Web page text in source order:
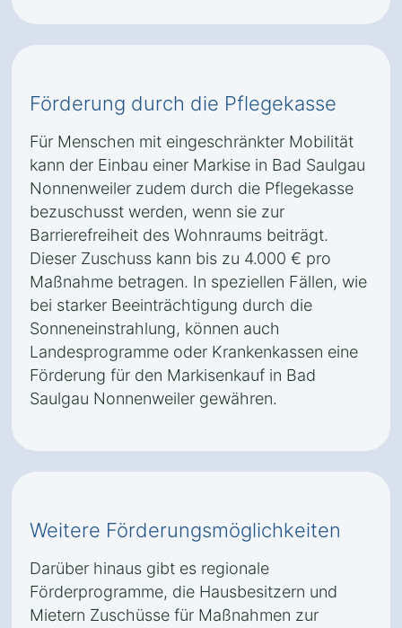
Förderung durch die Pflegekasse
Für Menschen mit eingeschränkter Mobilität
kann der Einbau einer Markise in Bad Saulgau
Nonnenweiler zudem durch die Pflegekasse
bezuschusst werden, wenn sie zur
Barrierefreiheit des Wohnraums beiträgt.
Dieser Zuschuss kann bis zu 4.000 € pro
Maßnahme betragen. In speziellen Fällen, wie
bei starker Beeinträchtigung durch die
Sonneneinstrahlung, können auch
Landesprogramme oder Krankenkassen eine
Förderung für den Markisenkauf in Bad
Saulgau Nonnenweiler gewähren.
Weitere Förderungsmöglichkeiten
Darüber hinaus gibt es regionale
Förderprogramme, die Hausbesitzern und
Mietern Zuschüsse für Maßnahmen zur